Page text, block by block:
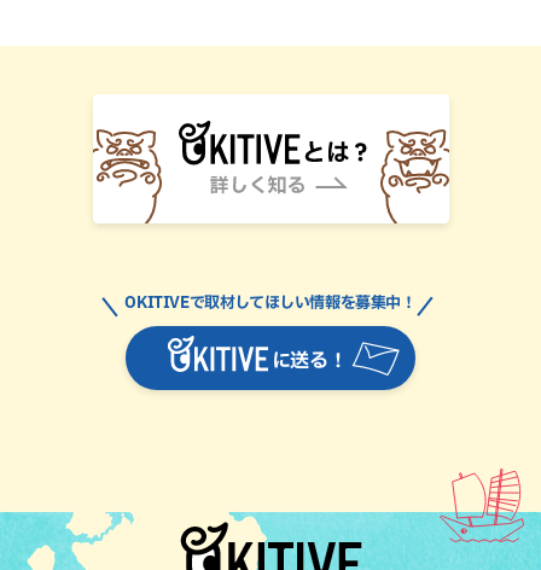
に送る！
OKITIVEで取材してほしい情報を募集中！